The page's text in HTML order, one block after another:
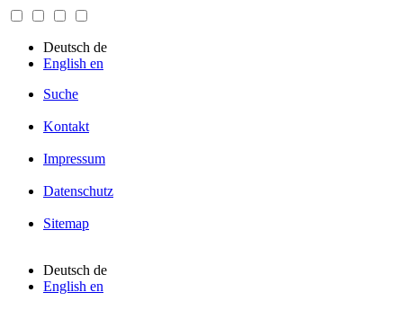
Deutsch de
English en
Suche
Kontakt
Impressum
Datenschutz
Sitemap
Deutsch de
English en